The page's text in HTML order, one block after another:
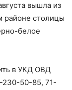
вышла из
районе столицы
белое
в УКД ОВД
230-50-85, 71-